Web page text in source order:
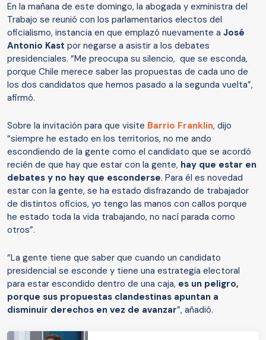
En la mañana de este domingo, la abogada y exministra del
Trabajo se reunió con los parlamentarios electos del
oficialismo, instancia en que emplazó nuevamente a José
Antonio Kast por negarse a asistir a los debates
presidenciales. “Me preocupa su silencio, que se esconda,
porque Chile merece saber las propuestas de cada uno de
los dos candidatos que hemos pasado a la segunda vuelta”,
afirmó.
Sobre la invitación para que visite Barrio Franklin, dijo
“siempre he estado en los territorios, no me ando
escondiendo de la gente como el candidato que se acordó
recién de que hay que estar con la gente, hay que estar en
debates y no hay que esconderse. Para él es novedad
estar con la gente, se ha estado disfrazando de trabajador
de distintos oficios, yo tengo las manos con callos porque
he estado toda la vida trabajando, no nací parada como
otros”.
“La gente tiene que saber que cuando un candidato
presidencial se esconde y tiene una estrategia electoral
para estar escondido dentro de una caja, es un peligro,
porque sus propuestas clandestinas apuntan a
disminuir derechos en vez de avanzar”, añadió.